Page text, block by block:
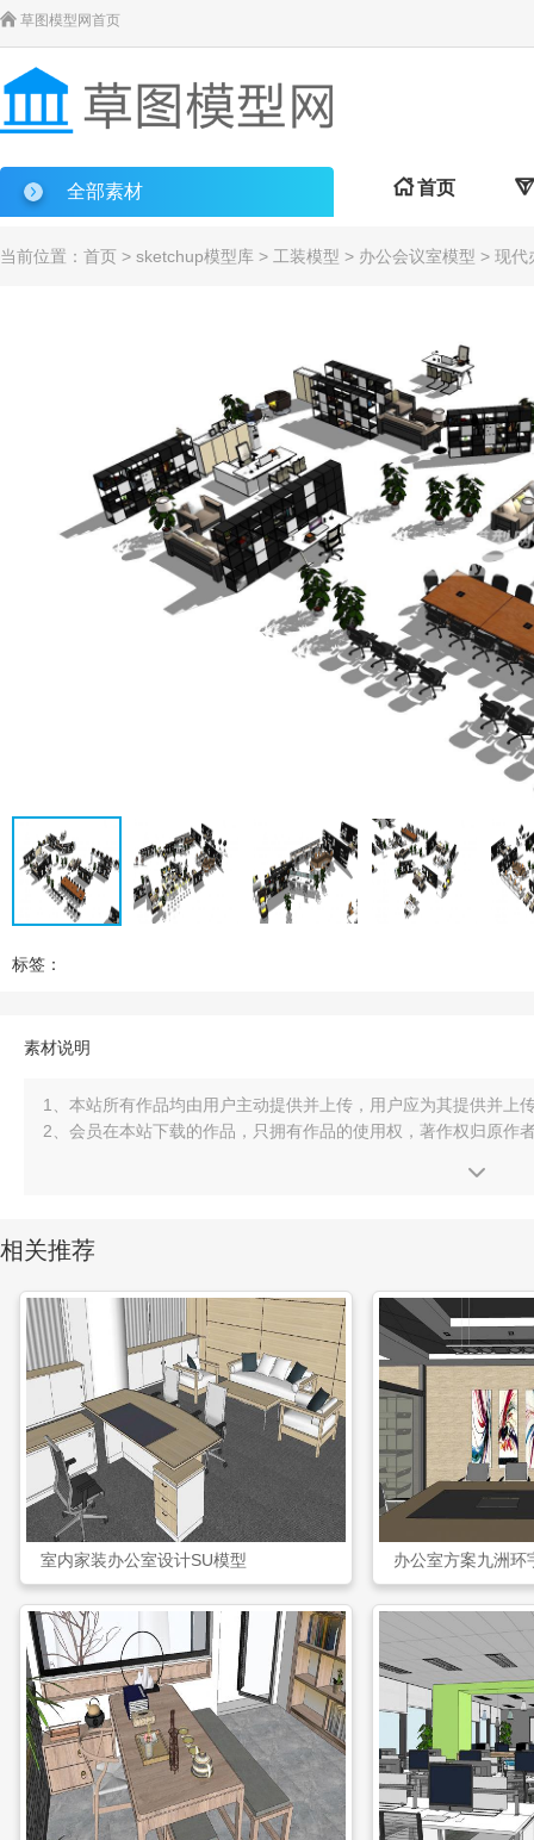
 草图模型网首页
全部素材 首页 
当前位置： 首页 > sketchup模型库 > 工装模型 > 办公会议室模型 > 现代
标签：
素材说明
1、本站所有作品均由用户主动提供并上传，用户应为其提供并上
2、会员在本站下载的作品，只拥有作品的使用权，著作权归原作
相关推荐
室内家装办公室设计SU模型 办公室方案九洲环